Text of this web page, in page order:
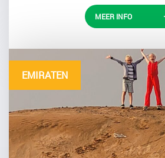
MEER INFO
EMIRATEN